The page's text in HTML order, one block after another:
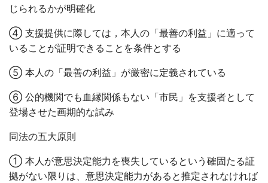
じられるかが明確化
④ 支援提供に際しては，本人の「最善の利益」に適って
いることが証明できることを条件とする
⑤ 本人の「最善の利益」が厳密に定義されている
⑥ 公的機関でも血縁関係もない「市民」を支援者として
登場させた画期的な試み
同法の五大原則
① 本人が意思決定能力を喪失しているという確固たる証
拠がない限りは、意思決定能力があると推定されなければ